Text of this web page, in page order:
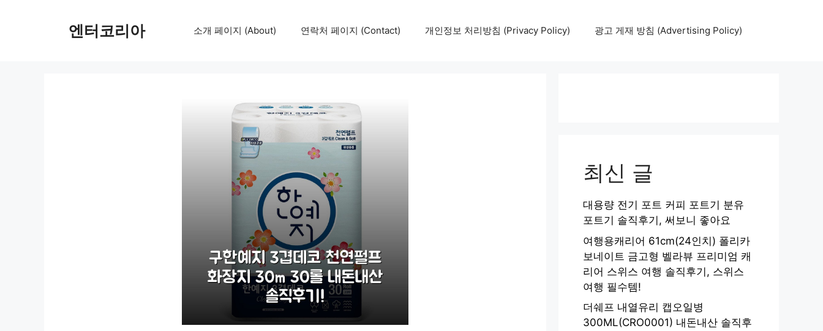
엔터코리아 소개 페이지 (About) 연락처 페이지 (Contact) 개인정보 처리방침 (Privacy Policy) 광고 게재 방침 (Advertising Policy)
최신 글
대용량 전기 포트 커피 포트기 분유
포트기 솔직후기, 써보니 좋아요
여행용캐리어 61cm(24인치) 폴리카
보네이트 금고형 벨라뷰 프리미엄 캐
리어 스위스 여행 솔직후기, 스위스
여행 필수템!
더쉐프 내열유리 캡오일병
300ML(CRO0001) 내돈내산 솔직후